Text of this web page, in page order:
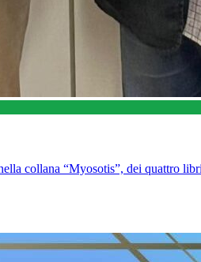
collana “Myosotis”, dei quattro